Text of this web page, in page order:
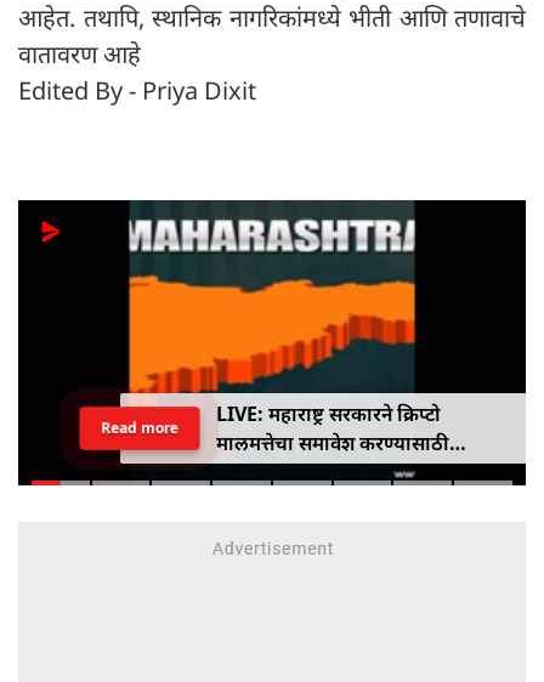
आहेत. तथापि, स्थानिक नागरिकांमध्ये भीती आणि तणावाचे
वातावरण आहे
Edited By - Priya Dixit
LIVE: महाराष्ट्र सरकारने क्रिप्टो
मालमत्तेचा समावेश करण्यासाठी
एमपीआयडी कायद्यात दुरुस्ती केली
Read more